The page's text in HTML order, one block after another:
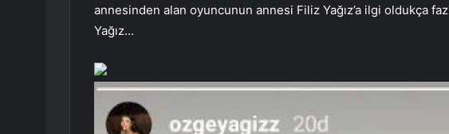
annesinden alan oyuncunun annesi Filiz Yağız’a ilgi oldukça
Yağız…